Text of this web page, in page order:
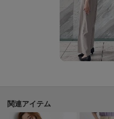
※照明の関係により、実際よりも色味が
た、パソコン・スマートフォンなどの
が異なる場合もございます。
います。画像はイメージとしてご確認い
入（ご予約）ください。
関連アイテム